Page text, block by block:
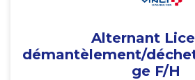
Alternant
démantèlement/
ge F/H